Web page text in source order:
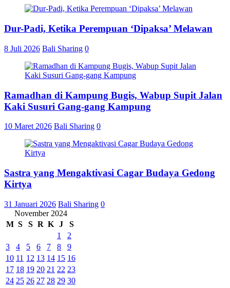
Dur-Padi, Ketika Perempuan ‘Dipaksa’ Melawan
8 Juli 2026 Bali Sharing 0
Ramadhan di Kampung Bugis, Wabup Supit Jalan
Kaki Susuri Gang-gang Kampung
10 Maret 2026 Bali Sharing 0
Sastra yang Mengaktivasi Cagar Budaya Gedong
Kirtya
31 Januari 2026 Bali Sharing 0
November 2024
M S S R K J
S
1
2
3
4 5 6 7 8
9
10 11 12 13 14 15 16
17 18 19 20 21 22 23
24 25 26 27 28 29 30